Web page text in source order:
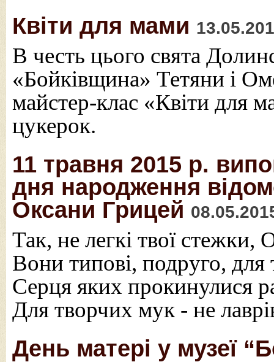
Квіти для мами
В честь цього свята
«Бойківщина» Тетяни і
майстер-клас «Квіти для
цукерок.
11 травня 2015 р.
дня народження
Оксани Грицей
Так, не легкі твої стежки,
Вони типові, подруго, для
Серця яких прокинулися
Для творчих мук - не
День матері у музеї